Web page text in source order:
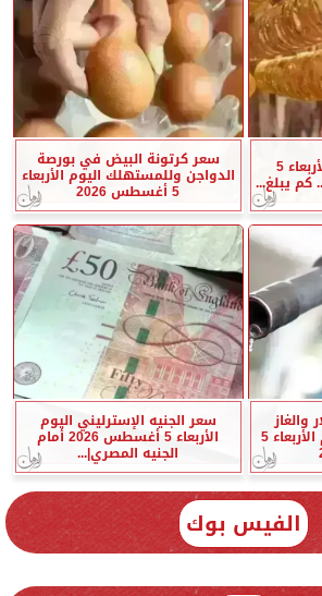
أسعار الذهب اليوم الأربعاء 5 سعر كرتونة البيض في بورصة
الدواجن وللمستهلك اليوم الأربعاء
5 أغسطس 2026
والغاز
الطبيعي في مصر اليوم الأربعاء 5
سعر الجنيه الإسترليني اليوم
الأربعاء 5 أغسطس 2026 أمام
الجنيه المصري|...
الفيس بوك